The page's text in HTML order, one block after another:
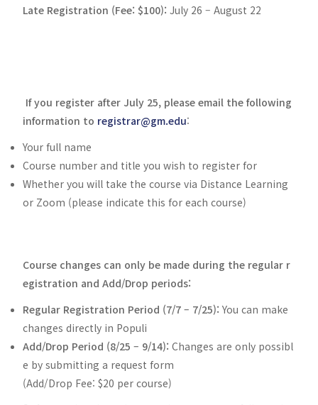
Late Registration (Fee: $100): July 26 – August 22
If you register after July 25, please email the following
information to registrar@gm.edu:
Your full name
Course number and title you wish to register for
Whether you will take the course via Distance Learning
or Zoom (please indicate this for each course)
Course changes can only be made during the regular r
egistration and Add/Drop periods:
Regular Registration Period (7/7 – 7/25): You can make
changes directly in Populi
Add/Drop Period (8/25 – 9/14): Changes are only possibl
e by submitting a request form
(Add/Drop Fee: $20 per course)